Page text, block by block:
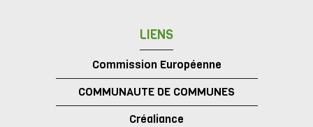
LIENS
Commission Européenne
COMMUNAUTE DE COMMUNES
Créaliance